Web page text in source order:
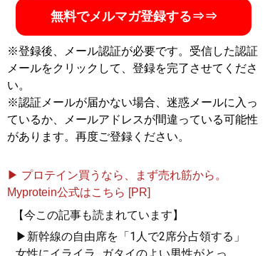
・【独自】高級デリヘルで働く42歳大学教員を直撃「結
婚相手もコントロールしようとする母の下で…」
【独自】「早慶文系は高卒程度の扱い」国立大医学部
の24歳ソープ嬢を直撃。“月25日出勤”のリアル月収と“驚
きの生い立ち”を全告白
記事一覧へ
無料でメルマガ登録する⇒⇒
※登録後、メール認証が必要です。受信した認証
メールをクリックして、登録を完了させてくださ
い。
※認証メールが届かない場合、迷惑メールに入っ
ているか、メールアドレスが間違っている可能性
があります。再度ご登録ください。
▶ プロテイン買うなら、まず売れ筋から。
Myprotein公式はこちら [PR]
【今この記事も読まれています】
▶新幹線の自由席を「1人で2席分占領する」